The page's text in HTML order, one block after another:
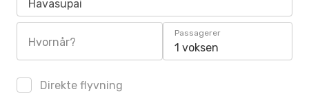
Havasupai
Hvornår?
Passagerer
1 voksen
Direkte flyvning